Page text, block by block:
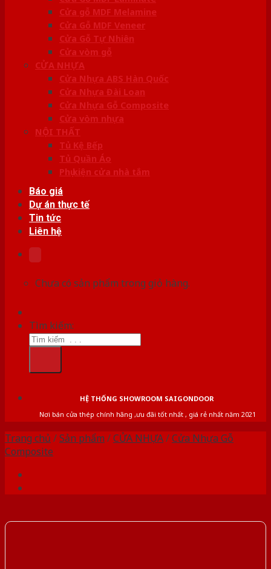
Cửa gỗ MDF Melamine
Cửa Gỗ MDF Veneer
Cửa Gỗ Tự Nhiên
Cửa vòm gỗ
CỬA NHỰA
Cửa Nhựa ABS Hàn Quốc
Cửa Nhựa Đài Loan
Cửa Nhựa Gỗ Composite
Cửa vòm nhựa
NỘI THẤT
Tủ Kệ Bếp
Tủ Quần Áo
Phụ kiện cửa nhà tắm
Báo giá
Dự án thực tế
Tin tức
Liên hệ
Chưa có sản phẩm trong giỏ hàng.
Tìm kiếm:
HỆ THỐNG SHOWROOM SAIGONDOOR
Nơi bán cửa thép chính hãng ,ưu đãi tốt nhất , giá rẻ nhất năm 2021
Trang chủ /Sản phẩm /CỬA NHỰA/Cửa Nhựa Gỗ
Composite